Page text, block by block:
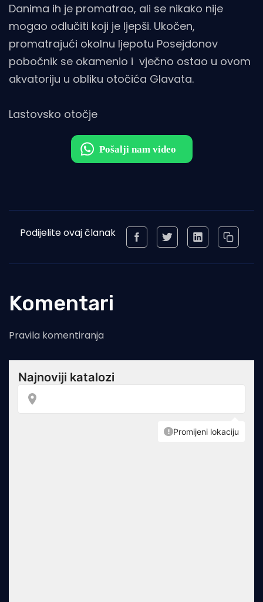
Danima ih je promatrao, ali se nikako nije
mogao odlučiti koji je ljepši. Ukočen,
promatrajući okolnu ljepotu Posejdonov
pobočnik se okamenio i vječno ostao u ovom
akvatoriju u obliku otočića Glavata.
Lastovsko otočje
Podijelite ovaj članak
Komentari
Pravila komentiranja